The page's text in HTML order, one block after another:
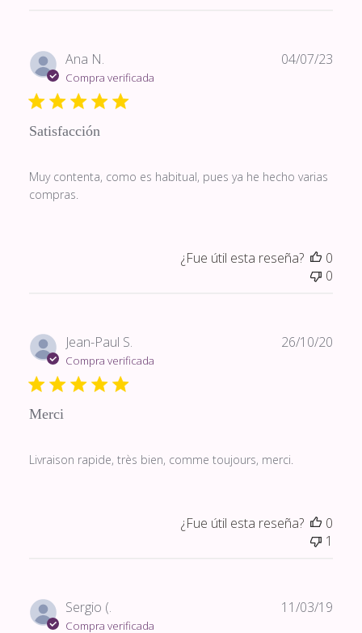
Ana N.
Compra verificada
Satisfacción
Muy contenta, como es habitual, pues ya he hecho varias
compras.
04/07/23
¿Fue útil esta reseña?
0
0
Jean-Paul S.
Compra verificada
Merci
Livraison rapide, très bien, comme toujours, merci.
26/10/20
¿Fue útil esta reseña?
0
1
Sergio (.
Compra verificada
11/03/19